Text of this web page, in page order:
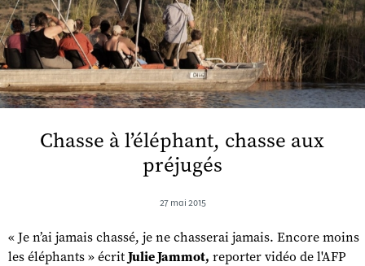
Chasse à l’éléphant, chasse aux
préjugés
27 mai 2015
« Je n’ai jamais chassé, je ne chasserai jamais. Encore moins
les éléphants » écrit Julie Jammot, reporter vidéo de l'AFP